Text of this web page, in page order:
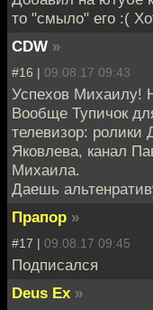
то "смыло" его :(
CDW »
#16 | 09.08.17 09:43
Успехов Михаилу!
Вообще Тупичок
телевизор:
Яковлева, канал
Михаила.
Даешь
Прапор »
#17 | 09.08.17 09:45
Подписался
Deus Ex »